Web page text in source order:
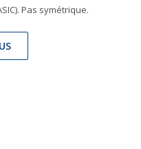
Pas symétrique.